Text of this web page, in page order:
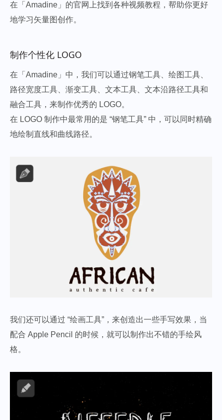
在「Amadine」的官网上找到各种视频教程，帮助你更好
地学习矢量图创作。
制作个性化 LOGO
在「Amadine」中，我们可以通过钢笔工具、绘图工具、
路径宽度工具、渐变工具、文本工具、文本沿路径工具和
融合工具，来制作优秀的 LOGO。
在 LOGO 制作中最常用的是 “钢笔工具” 中，可以同时精确
地绘制直线和曲线路径。
我们还可以通过 “绘画工具”，来创造出一些手写效果，当
配合 Apple Pencil 的时候，就可以制作出不错的手绘风
格。